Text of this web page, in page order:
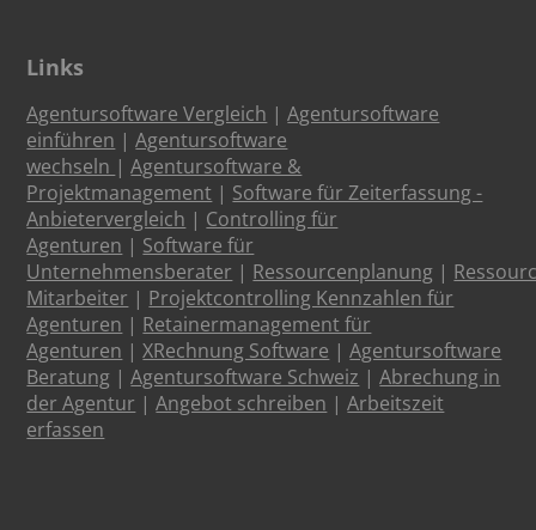
Links
Agentursoftware Vergleich |Agentursoftware
einführen |Agentursoftware
wechseln |Agentursoftware &
Projektmanagement | Software für Zeiterfassung -
Anbietervergleich | Controlling für
Agenturen | Software für
Unternehmensberater | Ressourcenplanung |
Mitarbeiter | Projektcontrolling Kennzahlen für
Agenturen | Retainermanagement für
Agenturen |XRechnung Software |Agentursoftware
Beratung |Agentursoftware Schweiz |Abrechung in
der Agentur |Angebot schreiben |Arbeitszeit
erfassen